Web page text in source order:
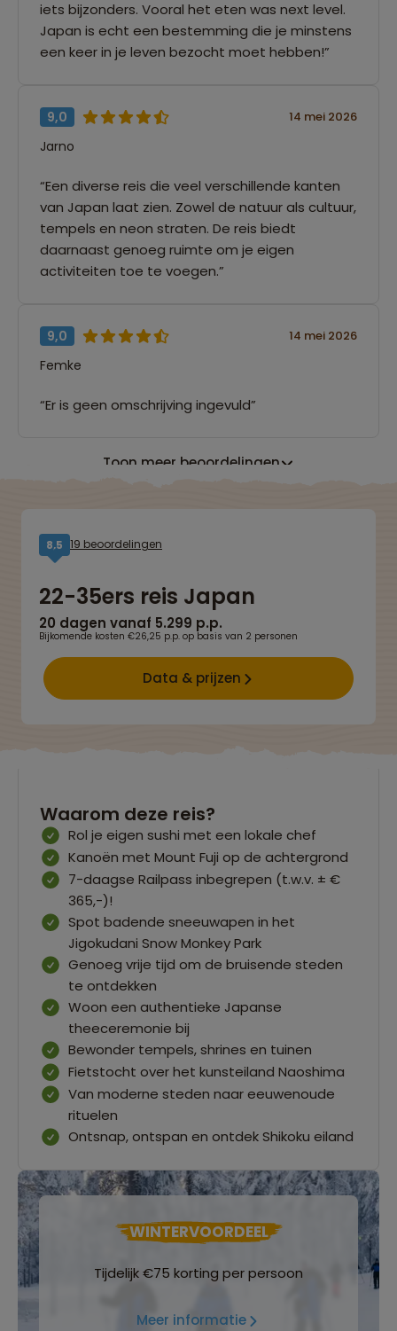
iets bijzonders. Vooral het eten was next level.
Japan is echt een bestemming die je minstens
een keer in je leven bezocht moet hebben!”
9,0 14 mei 2026
Jarno
“Een diverse reis die veel verschillende kanten
van Japan laat zien. Zowel de natuur als cultuur,
tempels en neon straten. De reis biedt
daarnaast genoeg ruimte om je eigen
activiteiten toe te voegen.”
9,0 14 mei 2026
Femke
“Er is geen omschrijving ingevuld”
Toon meer beoordelingen
8,5 19 beoordelingen
22-35ers reis Japan
20 dagen vanaf 5.299 p.p.
Bijkomende kosten €26,25 p.p. op basis van 2 personen
Data & prijzen
Waarom deze reis?
Rol je eigen sushi met een lokale chef
Kanoën met Mount Fuji op de achtergrond
7-daagse Railpass inbegrepen (t.w.v. ± €
365,-)!
Spot badende sneeuwapen in het
Jigokudani Snow Monkey Park
Genoeg vrije tijd om de bruisende steden
te ontdekken
Woon een authentieke Japanse
theeceremonie bij
Bewonder tempels, shrines en tuinen
Fietstocht over het kunsteiland Naoshima
Van moderne steden naar eeuwenoude
rituelen
Ontsnap, ontspan en ontdek Shikoku eiland
WINTERVOORDEEL
Tijdelijk €75 korting per persoon
Meer informatie